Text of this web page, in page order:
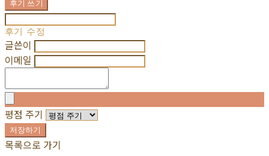
후기 쓰기
후기 수정
글쓴이
이메일
평점 주기
저장하기
목록으로 가기